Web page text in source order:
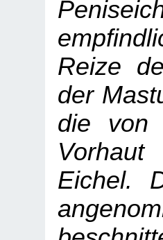
Reize
der
die von
Eichel.